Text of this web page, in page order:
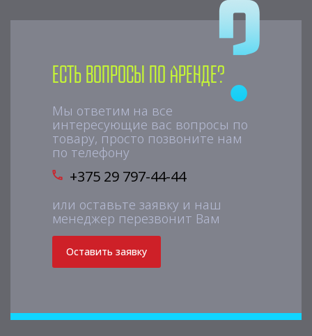
Есть вопросы по аренде?
Мы ответим на все
интересующие вас вопросы по
товару, просто позвоните нам
по телефону
+375 29 797-44-44
или оставьте заявку и наш
менеджер перезвонит Вам
Оставить заявку